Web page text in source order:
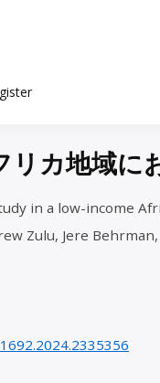
リカ地域に
in a low-income
Zulu, Jere